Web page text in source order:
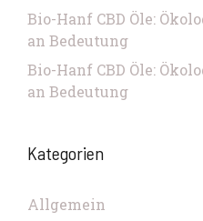
Bio-Hanf CBD Öle:
an Bedeutung
Bio-Hanf CBD Öle:
an Bedeutung
Kategorien
Allgemein